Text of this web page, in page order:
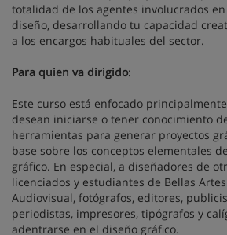
totalidad de los agentes involucrados
diseño, desarrollando tu capacidad
a los encargos habituales del sector.
Para quien va dirigido:
Este curso está enfocado
desean iniciarse o tener conocimiento
herramientas para generar proyectos
base sobre los conceptos elementales
gráfico. En especial, a diseñadores de
licenciados y estudiantes de Bellas
Audiovisual, fotógrafos, editores,
periodistas, impresores, tipógrafos y
adentrarse en el diseño gráfico.